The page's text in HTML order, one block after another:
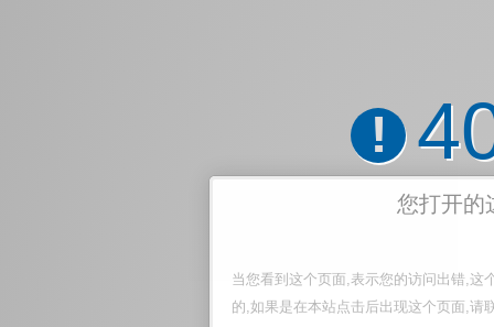
!
您打开的
当您看到这个页面,表示您的访问出错,这
的,如果是在本站点击后出现这个页面,请